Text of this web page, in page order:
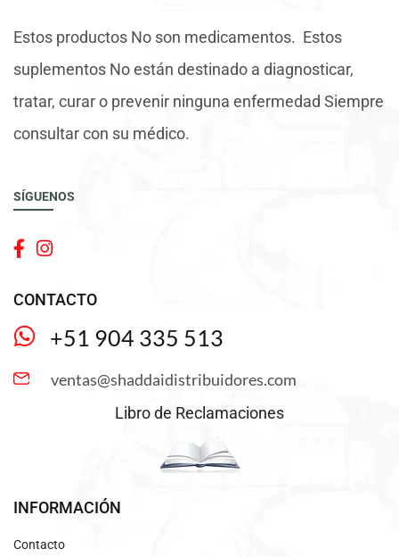
Estos productos No son medicamentos. Estos
suplementos No están destinado a diagnosticar,
tratar, curar o prevenir ninguna enfermedad Siempre
consultar con su médico.
SÍGUENOS
CONTACTO
+51 904 335 513
ventas@shaddaidistribuidores.com
Libro de Reclamaciones
INFORMACIÓN
Contacto